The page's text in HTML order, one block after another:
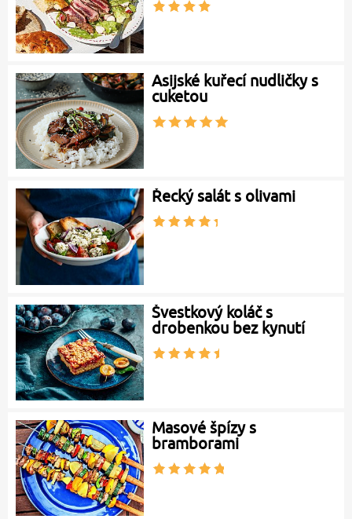
Asijské kuřecí nudličky s
cuketou
Řecký salát s olivami
Švestkový koláč s
drobenkou bez kynutí
Masové špízy s
bramborami